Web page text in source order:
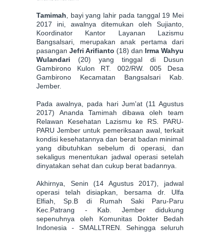
Tamimah , bayi yang lahir pada tanggal 19 Mei
2017 ini, awalnya ditemukan oleh Sujianto,
Koordinator Kantor Layanan Lazismu
Bangsalsari, merupakan anak pertama dari
pasangan Jefri Arifianto (18) dan Irma Wahyu
Wulandari (20) yang tinggal di Dusun
Gambirono Kulon RT. 002/RW. 005 Desa
Gambirono Kecamatan Bangsalsari Kab.
Jember.
Pada awalnya, pada hari Jum'at (11 Agustus
2017) Ananda Tamimah dibawa oleh team
Relawan Kesehatan Lazismu ke RS. PARU-
PARU Jember untuk pemeriksaan awal, terkait
kondisi kesehatannya dan berat badan minimal
yang dibutuhkan sebelum di operasi, dan
sekaligus menentukan jadwal operasi setelah
dinyatakan sehat dan cukup berat badannya.
Akhirnya, Senin (14 Agustus 2017), jadwal
operasi telah disiapkan, bersama dr. Ulfa
Elfiah, Sp.B di Rumah Saki Paru-Paru
Kec.Patrang - Kab. Jember didukung
sepenuhnya oleh Komunitas Dokter Bedah
Indonesia - SMALLTREN. Sehingga seluruh